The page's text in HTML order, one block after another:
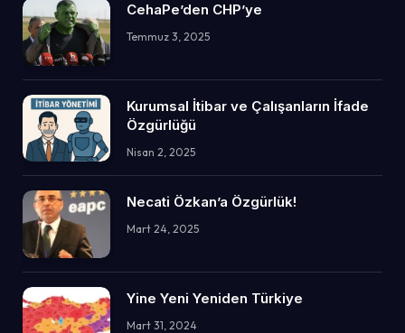
CehaPe’den CHP’ye
Temmuz 3, 2025
Kurumsal İtibar ve Çalışanların İfade
Özgürlüğü
Nisan 2, 2025
Necati Özkan’a Özgürlük!
Mart 24, 2025
Yine Yeni Yeniden Türkiye
Mart 31, 2024